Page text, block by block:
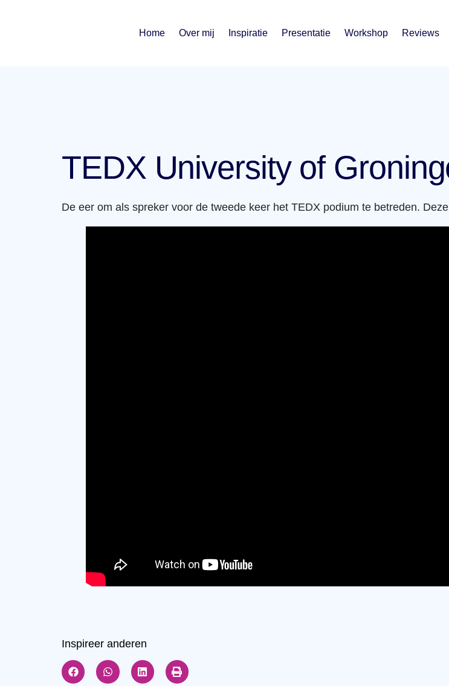
Home Over mij Inspiratie Presentatie Workshop Reviews
TEDX University of
De eer om als spreker voor de tweede keer het TEDX podium te betreden.
Inspireer anderen